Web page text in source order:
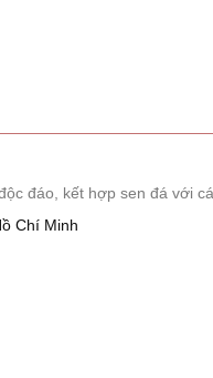
đáo, kết hợp sen đá với
Chí Minh